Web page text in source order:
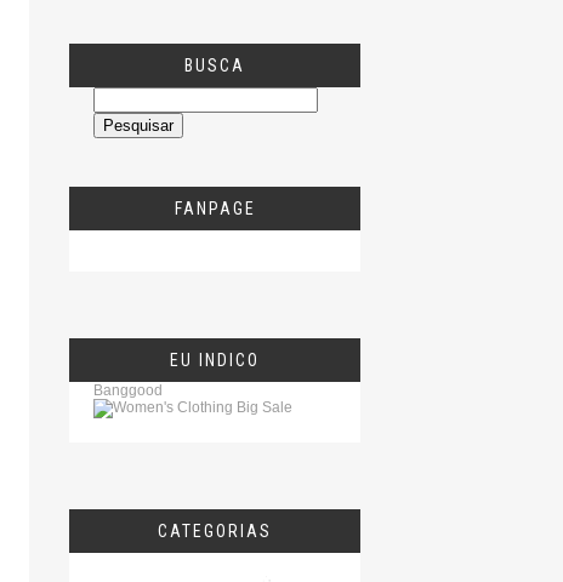
BUSCA
FANPAGE
EU INDICO
Banggood
CATEGORIAS